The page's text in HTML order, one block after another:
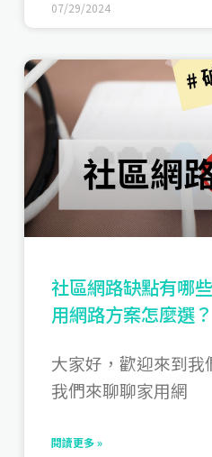
07/29/2024
社區網路缺點有哪
用網路方案怎麼選？
大家好，歡迎來到
我們來聊聊家用網
閱讀更多 »